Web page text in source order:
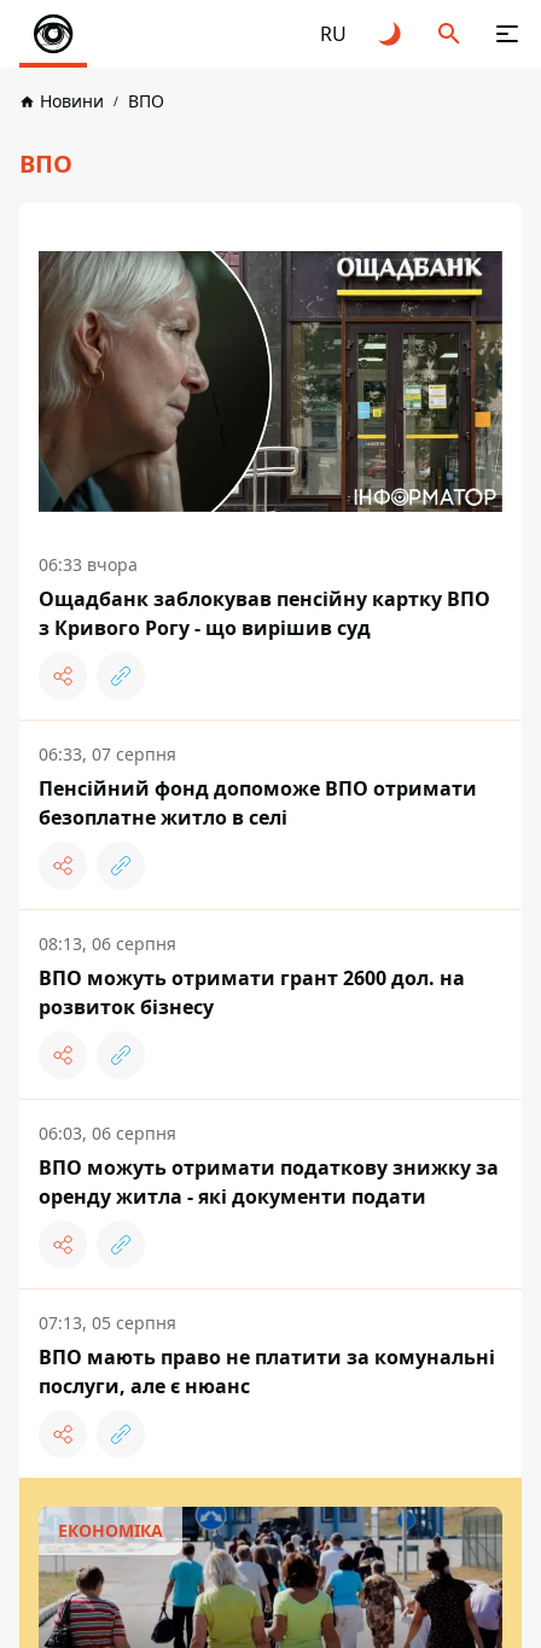
RU
Новини ВПО
ВПО
06:33 вчора
Ощадбанк заблокував пенсійну картку ВПО
з Кривого Рогу - що вирішив суд
06:33, 07 серпня
Пенсійний фонд допоможе ВПО отримати
безоплатне житло в селі
08:13, 06 серпня
ВПО можуть отримати грант 2600 дол. на
розвиток бізнесу
06:03, 06 серпня
ВПО можуть отримати податкову знижку за
оренду житла - які документи подати
07:13, 05 серпня
ВПО мають право не платити за комунальні
послуги, але є нюанс
ЕКОНОМІКА